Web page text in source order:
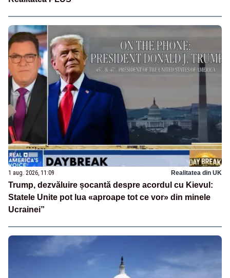
1 aug. 2026, 11:09 Realitatea din UK
Trump, dezvăluire șocantă despre acordul cu Kievul:
Statele Unite pot lua «aproape tot ce vor» din minele
Ucrainei”